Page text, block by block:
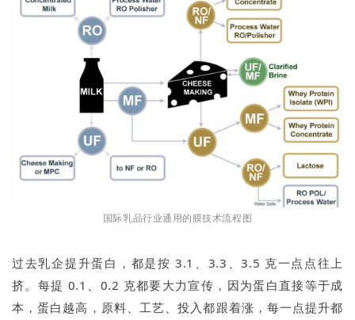
国际乳品行业通用的膜技术流程图
过去乳企提升蛋白，都是按 3.1、3.3、3.5 克一点点往上
挤。每提 0.1、0.2 克都要大力宣传，因为蛋白直接等于成
本，蛋白越高，原料、工艺、投入都跟着涨，每一点提升都